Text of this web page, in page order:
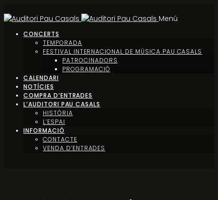
Menú
CONCERTS
TEMPORADA
FESTIVAL INTERNACIONAL DE MÚSICA PAU CASALS
PATROCINADORS
PROGRAMACIÓ
CALENDARI
NOTÍCIES
COMPRA D’ENTRADES
L’AUDITORI PAU CASALS
HISTÒRIA
L’ESPAI
INFORMACIÓ
CONTACTE
VENDA D’ENTRADES